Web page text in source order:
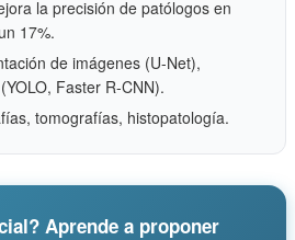
la precisión de patólogos en
17%.
de imágenes (U-Net),
Faster R-CNN).
tomografías, histopatología.
Aprende a proponer